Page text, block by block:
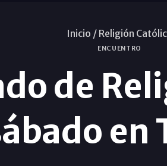
Inicio / Religión
ENCUENTRO
de
en